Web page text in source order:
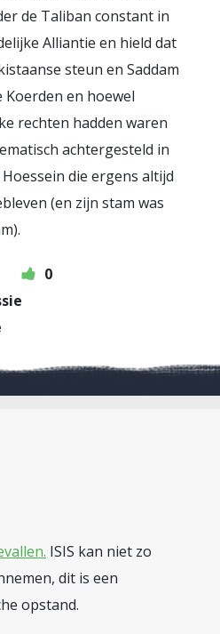
de Taliban constant in
Alliantie en hield dat
steun en Saddam
en hoewel
rechten hadden waren
achtergesteld in
die ergens altijd
(en zijn stam was
0
ISIS kan niet zo
dit is een
opstand.